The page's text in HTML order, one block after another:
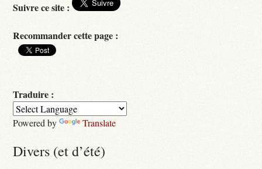
Suivre ce site :
Recommander cette page :
Traduire :
Powered by Translate
Divers (et d’été)